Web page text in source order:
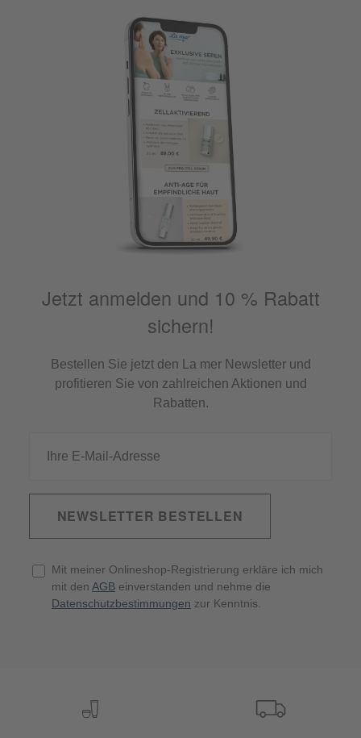
Jetzt anmelden und 10 % Rabatt
sichern!
Bestellen Sie jetzt den La mer Newsletter und
profitieren Sie von zahlreichen Aktionen und
Rabatten.
NEWSLETTER BESTELLEN
Mit meiner Onlineshop-Registrierung erkläre ich mich
mit den AGB einverstanden und nehme die
Datenschutzbestimmungen zur Kenntnis.